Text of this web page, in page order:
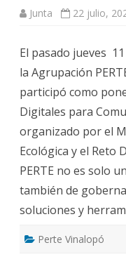
Junta 22 julio,
El pasado jueves
la Agrupación
participó como
Digitales para
organizado por el
Ecológica y el Reto
PERTE no es solo
también de
soluciones y
Perte Vinalopó